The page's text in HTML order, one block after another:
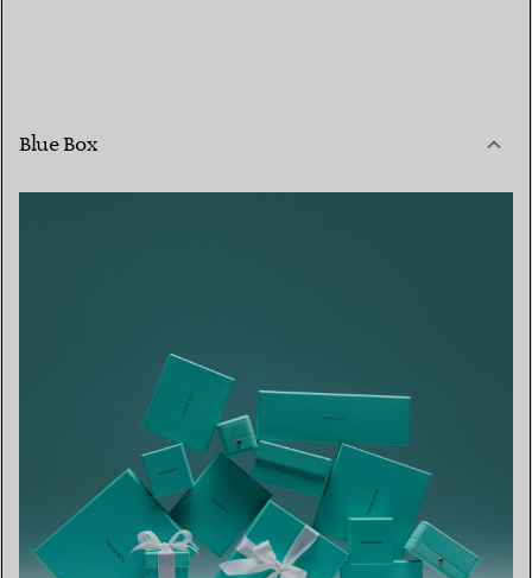
Blue Box